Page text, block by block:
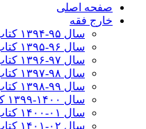
صفحه اصلی
خارج فقه
سال ۹۵-۱۳۹۴ کتاب اجاره
سال ۹۶-۱۳۹۵ کتاب اجاره
سال ۹۷-۱۳۹۶ کتاب قصاص
سال ۹۸-۱۳۹۷ کتاب قصاص
سال ۹۹-۱۳۹۸‍ کتاب قضا
سال ۱۴۰۰-۱۳۹۹ کتاب قضا
سال ۰۱-۱۴۰۰ کتاب قضا
سال ۰۲-۱۴۰۱ کتاب قضاء